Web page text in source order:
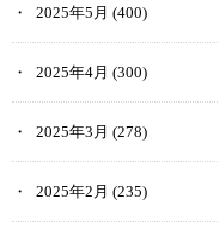
2025年5月 (400)
2025年4月 (300)
2025年3月 (278)
2025年2月 (235)